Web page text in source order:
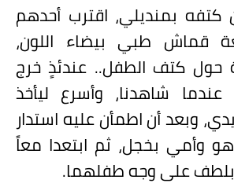
كتفه بمنديلي، اقترب أحدهم
قماش طبي بيضاء اللون،
حول كتف الطفل.. عندئذٍ خرج
شاهدنا، وأسرع ليأخذ
وبعد أن اطمأن عليه استدار
وأمي بخجل، ثم ابتعدا معاً
على وجه طفلهما.